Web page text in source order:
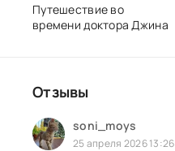
Путешествие во
времени доктора Джина
Отзывы
soni_moys
25 апреля 2026 13:26